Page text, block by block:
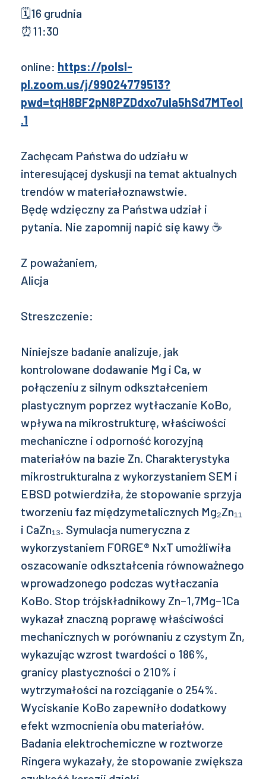
🗓16 grudnia
⏰11:30
online: https://polsl-
pl.zoom.us/j/99024779513?
pwd=tqH8BF2pN8PZDdxo7uIa5hSd7MTeol
.1
Zachęcam Państwa do udziału w
interesującej dyskusji na temat aktualnych
trendów w materiałoznawstwie.
Będę wdzięczny za Państwa udział i
pytania. Nie zapomnij napić się kawy ☕
Z poważaniem,
Alicja
Streszczenie:
Niniejsze badanie analizuje, jak
kontrolowane dodawanie Mg i Ca, w
połączeniu z silnym odkształceniem
plastycznym poprzez wytłaczanie KoBo,
wpływa na mikrostrukturę, właściwości
mechaniczne i odporność korozyjną
materiałów na bazie Zn. Charakterystyka
mikrostrukturalna z wykorzystaniem SEM i
EBSD potwierdziła, że ​​stopowanie sprzyja
tworzeniu faz międzymetalicznych Mg₂Zn₁₁
i CaZn₁₃. Symulacja numeryczna z
wykorzystaniem FORGE® NxT umożliwiła
oszacowanie odkształcenia równoważnego
wprowadzonego podczas wytłaczania
KoBo. Stop trójskładnikowy Zn–1,7Mg–1Ca
wykazał znaczną poprawę właściwości
mechanicznych w porównaniu z czystym Zn,
wykazując wzrost twardości o 186%,
granicy plastyczności o 210% i
wytrzymałości na rozciąganie o 254%.
Wyciskanie KoBo zapewniło dodatkowy
efekt wzmocnienia obu materiałów.
Badania elektrochemiczne w roztworze
Ringera wykazały, że stopowanie zwiększa